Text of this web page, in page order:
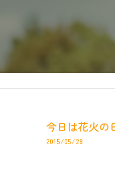
今日は花火
2015/05/28